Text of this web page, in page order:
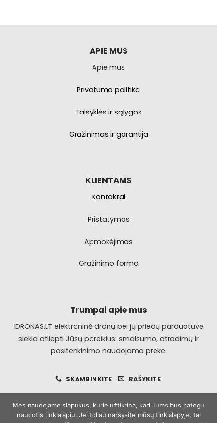
APIE MUS
Apie mus
Privatumo politika
Taisyklės ir sąlygos
Grąžinimas ir garantija
KLIENTAMS
Kontaktai
Pristatymas
Apmokėjimas
Grąžinimo forma
Trumpai apie mus
1DRONAS.LT elektroninė dronų bei jų priedų parduotuvė
siekia atliepti Jūsų poreikius: smalsumo, atradimų ir
pasitenkinimo naudojama preke.
SKAMBINKITE RAŠYKITE
Mes naudojame slapukus, kurie užtikrina, kad Jums bus patogu
naudotis tinklalapiu. Jei toliau naršysite mūsų tinklalapyje, tai